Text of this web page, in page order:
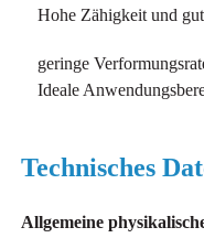
Hohe Zähigkeit und
geringe
Ideale
Technisches
Allgemeine